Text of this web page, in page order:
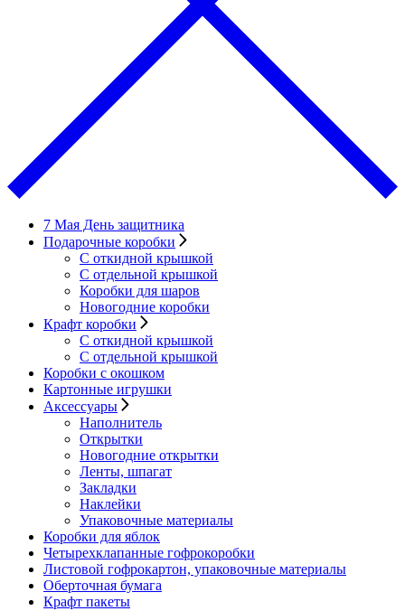
7 Мая День защитника
Подарочные коробки
С откидной крышкой
С отдельной крышкой
Коробки для шаров
Новогодние коробки
Крафт коробки
С откидной крышкой
С отдельной крышкой
Коробки с окошком
Картонные игрушки
Аксессуары
Наполнитель
Открытки
Новогодние открытки
Ленты, шпагат
Закладки
Наклейки
Упаковочные материалы
Коробки для яблок
Четырехклапанные гофрокоробки
Листовой гофрокартон, упаковочные материалы
Оберточная бумага
Крафт пакеты